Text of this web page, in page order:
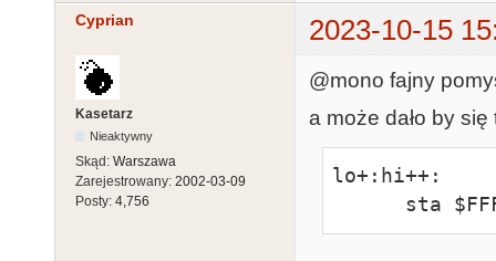
Cyprian 2023-10-15
Kasetarz
Nieaktywny
Skąd: Warszawa
Zarejestrowany: 2002-03-09
Posty: 4,756
@mono fajny
a może dało by
lo+:hi++:
sta